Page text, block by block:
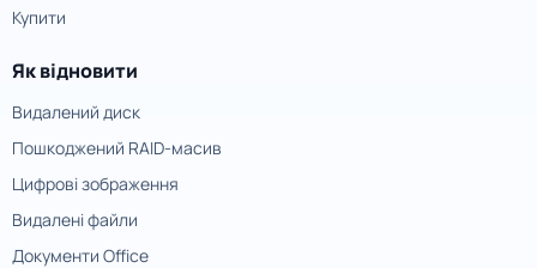
Купити
Як відновити
Видалений диск
Пошкоджений RAID-масив
Цифрові зображення
Видалені файли
Документи Office